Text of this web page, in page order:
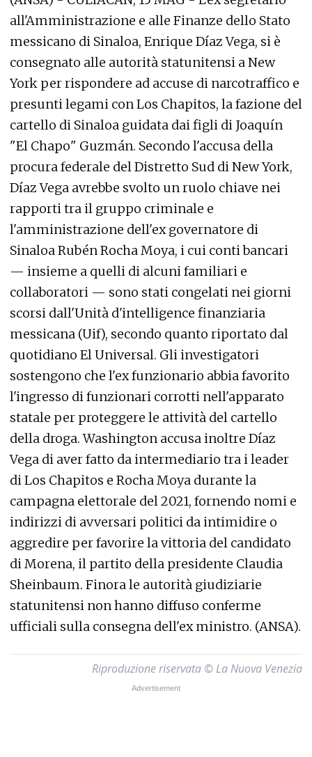
all'Amministrazione e alle Finanze dello Stato
messicano di Sinaloa, Enrique Díaz Vega, si è
consegnato alle autorità statunitensi a New
York per rispondere ad accuse di narcotraffico e
presunti legami con Los Chapitos, la fazione del
cartello di Sinaloa guidata dai figli di Joaquín
"El Chapo" Guzmán. Secondo l'accusa della
procura federale del Distretto Sud di New York,
Díaz Vega avrebbe svolto un ruolo chiave nei
rapporti tra il gruppo criminale e
l'amministrazione dell'ex governatore di
Sinaloa Rubén Rocha Moya, i cui conti bancari
— insieme a quelli di alcuni familiari e
collaboratori — sono stati congelati nei giorni
scorsi dall'Unità d'intelligence finanziaria
messicana (Uif), secondo quanto riportato dal
quotidiano El Universal. Gli investigatori
sostengono che l'ex funzionario abbia favorito
l'ingresso di funzionari corrotti nell'apparato
statale per proteggere le attività del cartello
della droga. Washington accusa inoltre Díaz
Vega di aver fatto da intermediario tra i leader
di Los Chapitos e Rocha Moya durante la
campagna elettorale del 2021, fornendo nomi e
indirizzi di avversari politici da intimidire o
aggredire per favorire la vittoria del candidato
di Morena, il partito della presidente Claudia
Sheinbaum. Finora le autorità giudiziarie
statunitensi non hanno diffuso conferme
ufficiali sulla consegna dell'ex ministro. (ANSA).
Riproduzione riservata © La Nuova Venezia